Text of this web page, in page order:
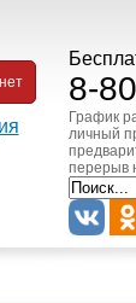
8-
График
личный
перерыв